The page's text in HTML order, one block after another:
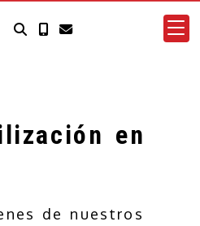
en
de nuestros